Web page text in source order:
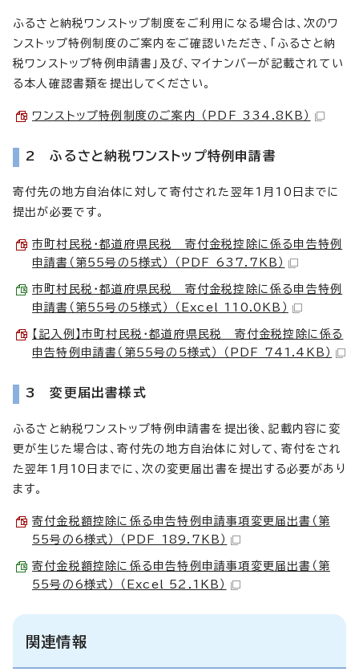
ふるさと納税ワンストップ制度をご利用になる場合は、次のワ
ンストップ特例制度のご案内をご確認いただき、「ふるさと納
税ワンストップ特例申請書」及び、マイナンバーが記載されてい
る本人確認書類を提出してください。
ワンストップ特例制度のご案内 （PDF 334.8KB）
2 ふるさと納税ワンストップ特例申請書
寄付先の地方自治体に対して寄付された翌年1月10日までに
提出が必要です。
市町村民税・都道府県民税 寄付金税控除に係る申告特例
申請書（第55号の5様式） （PDF 637.7KB）
市町村民税・都道府県民税 寄付金税控除に係る申告特例
申請書（第55号の5様式） （Excel 110.0KB）
【記入例】市町村民税・都道府県民税 寄付金税控除に係る
申告特例申請書（第55号の5様式） （PDF 741.4KB）
3 変更届出書様式
ふるさと納税ワンストップ特例申請書を提出後、記載内容に変
更が生じた場合は、寄付先の地方自治体に対して、寄付をされ
た翌年1月10日までに、次の変更届出書を提出する必要があり
ます。
寄付金税額控除に係る申告特例申請事項変更届出書（第
55号の6様式） （PDF 189.7KB）
寄付金税額控除に係る申告特例申請事項変更届出書（第
55号の6様式） （Excel 52.1KB）
関連情報